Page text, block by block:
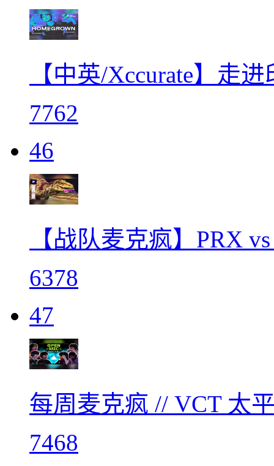
【中英/Xccurate】走
7762
46
【战队麦克疯】PRX
6378
47
每周麦克疯 // VCT 太
7468